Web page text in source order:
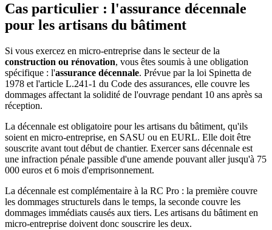
Cas particulier : l'assurance décennale
pour les artisans du bâtiment
Si vous exercez en micro-entreprise dans le secteur de la
construction ou rénovation, vous êtes soumis à une obligation
spécifique : l'assurance décennale. Prévue par la loi Spinetta de
1978 et l'article L.241-1 du Code des assurances, elle couvre les
dommages affectant la solidité de l'ouvrage pendant 10 ans après sa
réception.
La décennale est obligatoire pour les artisans du bâtiment, qu'ils
soient en micro-entreprise, en SASU ou en EURL. Elle doit être
souscrite avant tout début de chantier. Exercer sans décennale est
une infraction pénale passible d'une amende pouvant aller jusqu'à 75
000 euros et 6 mois d'emprisonnement.
La décennale est complémentaire à la RC Pro : la première couvre
les dommages structurels dans le temps, la seconde couvre les
dommages immédiats causés aux tiers. Les artisans du bâtiment en
micro-entreprise doivent donc souscrire les deux.